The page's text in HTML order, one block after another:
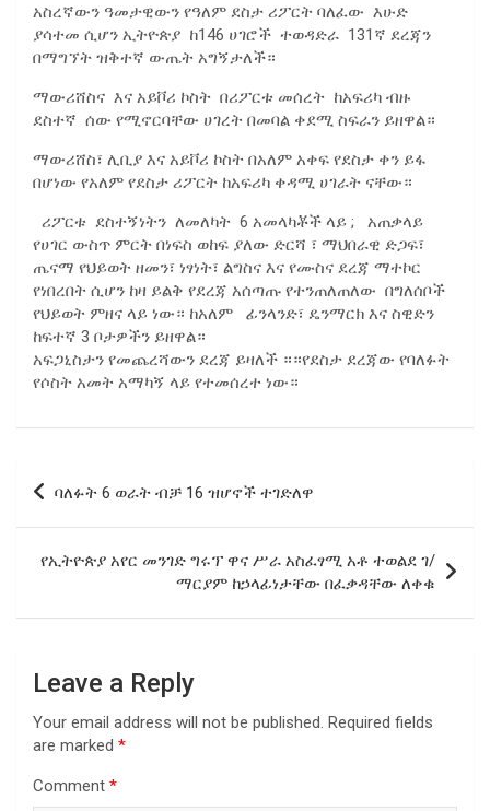
አስረኛውን ዓመታዊውን የዓለም ደስታ ሪፖርት ባለፈው እሁድ
ያሳተመ ሲሆን ኢትዮጵያ ከ146 ሀገሮች ተወዳድራ 131ኛ ደረጃን
በማግኘት ዝቅተኛ ውጤት አግኝታለች።
ማውሪሸስና እና አይቮሪ ኮስት በሪፖርቱ መሰረት ከአፍሪካ ብዙ
ደስተኛ ሰው የሚኖርባቸው ሀገረት በመባል ቀደሚ ስፍራን ይዘዋል።
ማውሪሸስ፣ ሊቢያ እና አይቮሪ ኮስት በአለም አቀፍ የደስታ ቀን ይፋ
በሆነው የአለም የደስታ ሪፖርት ከአፍሪካ ቀዳሚ ሀገራት ናቸው።
ሪፖርቱ ደስተኝነትን ለመለካት 6 አመላካቾች ላይ ; አጠቃላይ
የሀገር ውስጥ ምርት በነፍስ ወከፍ ያለው ድርሻ ፣ ማህበራዊ ድጋፍ፣
ጤናማ የህይወት ዘመን፣ ነፃነት፣ ልግስና እና የሙስና ደረጃ ማተኮር
የነበረበት ሲሆን ከዛ ይልቅ የደረጃ አሰጣጡ የተንጠለጠለው በግለሰቦች
የህይወት ምዘና ላይ ነው። ከአለም ፊንላንድ፣ ዴንማርክ እና ስዊድን
ከፍተኛ 3 ቦታዎችን ይዘዋል።
አፍጋኒስታን የመጨረሻውን ደረጃ ይዛለች ።።የደስታ ደረጃው የባለፉት
የሶስት አመት አማካኝ ላይ የተመሰረተ ነው።
Post
ባለፉት 6 ወራት ብቻ 16 ዝሆኖች ተገድለዋ
የኢትዮጵያ አየር መንገድ ግሩፕ ዋና ሥራ አስፈፃሚ አቶ ተወልደ ገ/
ማርያም ከኃላፊነታቸው በፈቃዳቸው ለቀቁ
Leave a Reply
Your email address will not be published. Required fields
are marked *
Comment *